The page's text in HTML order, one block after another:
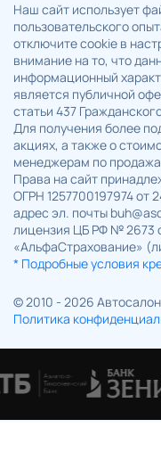
Наш сайт использует
пользовательского
отключите cookie в
внимание на то, что
информационный
является публичной
статьи 437
Для получения более
акциях, а также о
менеджерам по
Права на сайт
ОГРН 1257700197974 от
адрес эл. почты
лицензия ЦБ РФ № 2673
«АльфаСтрахование»
* Подробные условия
© 2010 - 2026
Политика